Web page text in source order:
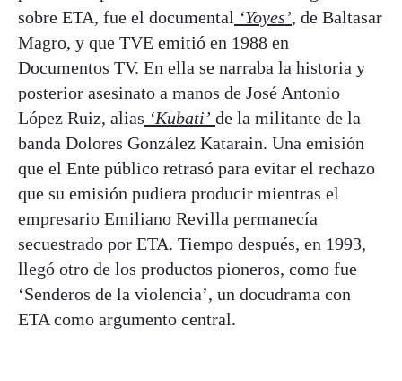
sobre ETA, fue el documental ‘Yoyes’, de Baltasar
Magro, y que TVE emitió en 1988 en
Documentos TV. En ella se narraba la historia y
posterior asesinato a manos de José Antonio
López Ruiz, alias ‘Kubati’ de la militante de la
banda Dolores González Katarain. Una emisión
que el Ente público retrasó para evitar el rechazo
que su emisión pudiera producir mientras el
empresario Emiliano Revilla permanecía
secuestrado por ETA. Tiempo después, en 1993,
llegó otro de los productos pioneros, como fue
‘Senderos de la violencia’, un docudrama con
ETA como argumento central.